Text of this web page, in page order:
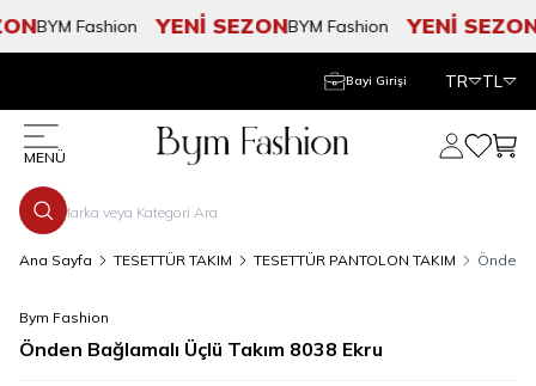
BYM Fashion YENİ SEZONBYM Fashion YENİ SEZON
Bayi Girişi TR TL
MENÜ
Hesabım
Ana Sayfa TESETTÜR TAKIM TESETTÜR PANTOLON TAKIM Önden
Bym Fashion
Önden Bağlamalı Üçlü Takım 8038 Ekru